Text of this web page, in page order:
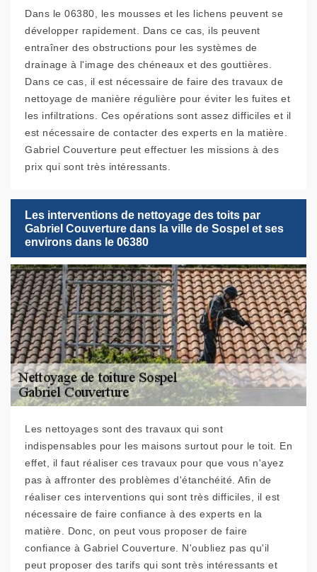
Dans le 06380, les mousses et les lichens peuvent se
développer rapidement. Dans ce cas, ils peuvent
entraîner des obstructions pour les systèmes de
drainage à l'image des chéneaux et des gouttières.
Dans ce cas, il est nécessaire de faire des travaux de
nettoyage de manière régulière pour éviter les fuites et
les infiltrations. Ces opérations sont assez difficiles et il
est nécessaire de contacter des experts en la matière.
Gabriel Couverture peut effectuer les missions à des
prix qui sont très intéressants.
Les interventions de nettoyage des toits par
Gabriel Couverture dans la ville de Sospel et ses
environs dans le 06380
Les nettoyages sont des travaux qui sont
indispensables pour les maisons surtout pour le toit. En
effet, il faut réaliser ces travaux pour que vous n'ayez
pas à affronter des problèmes d'étanchéité. Afin de
réaliser ces interventions qui sont très difficiles, il est
nécessaire de faire confiance à des experts en la
matière. Donc, on peut vous proposer de faire
confiance à Gabriel Couverture. N'oubliez pas qu'il
peut proposer des tarifs qui sont très intéressants et